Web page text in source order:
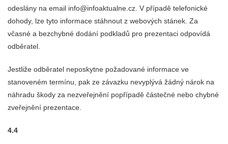
odeslány na email info@infoaktualne.cz. V případě telefonické
dohody, lze tyto informace stáhnout z webových stánek. Za
včasné a bezchybné dodání podkladů pro prezentaci odpovídá
odběratel.
Jestliže odběratel neposkytne požadované informace ve
stanoveném termínu, pak ze závazku nevyplývá žádný nárok na
náhradu škody za nezveřejnění popřípadě částečné nebo chybné
zveřejnění prezentace.
4.4